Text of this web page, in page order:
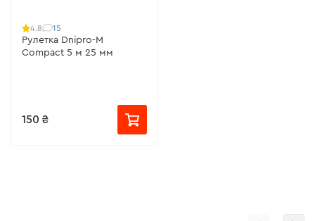
4.8 15
Рулетка Dnipro-M
Compact 5 м 25 мм
150 ₴